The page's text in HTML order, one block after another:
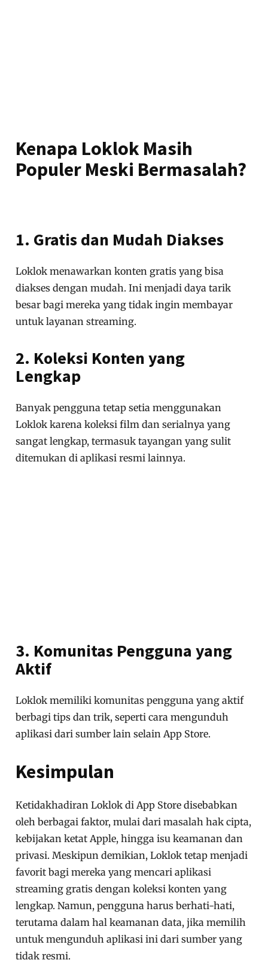
Kenapa Loklok Masih
Populer Meski Bermasalah?
1. Gratis dan Mudah Diakses
Loklok menawarkan konten gratis yang bisa
diakses dengan mudah. Ini menjadi daya tarik
besar bagi mereka yang tidak ingin membayar
untuk layanan streaming.
2. Koleksi Konten yang
Lengkap
Banyak pengguna tetap setia menggunakan
Loklok karena koleksi film dan serialnya yang
sangat lengkap, termasuk tayangan yang sulit
ditemukan di aplikasi resmi lainnya.
3. Komunitas Pengguna yang
Aktif
Loklok memiliki komunitas pengguna yang aktif
berbagi tips dan trik, seperti cara mengunduh
aplikasi dari sumber lain selain App Store.
Kesimpulan
Ketidakhadiran Loklok di App Store disebabkan
oleh berbagai faktor, mulai dari masalah hak cipta,
kebijakan ketat Apple, hingga isu keamanan dan
privasi. Meskipun demikian, Loklok tetap menjadi
favorit bagi mereka yang mencari aplikasi
streaming gratis dengan koleksi konten yang
lengkap. Namun, pengguna harus berhati-hati,
terutama dalam hal keamanan data, jika memilih
untuk mengunduh aplikasi ini dari sumber yang
tidak resmi.